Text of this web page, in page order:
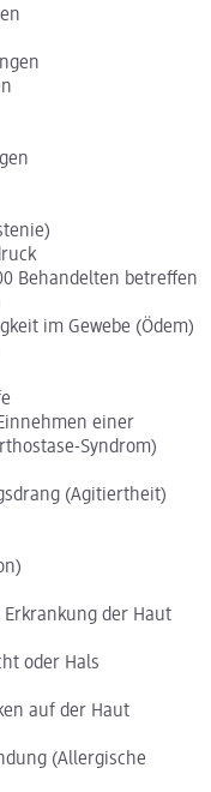
Behandelten betreffen
im Gewebe (Ödem)
einer
Syndrom)
(Agitiertheit)
der Haut
oder Hals
auf der Haut
(Allergische